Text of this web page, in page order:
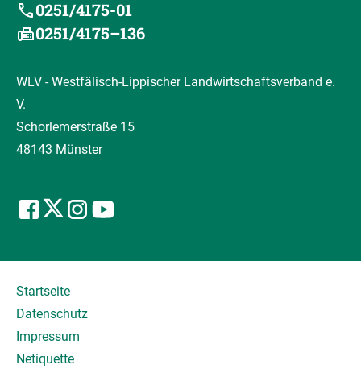
0251/4175-01
0251/4175–136
WLV - Westfälisch-Lippischer Landwirtschaftsverband e.
V.
Schorlemerstraße 15
48143 Münster
Startseite
Datenschutz
Impressum
Netiquette